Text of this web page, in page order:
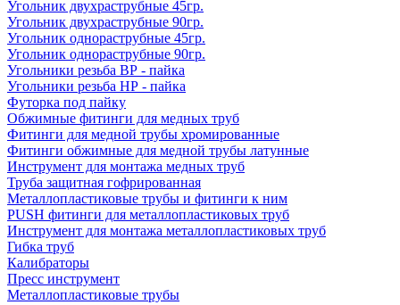
Угольник двухраструбные 45гр.
Угольник двухраструбные 90гр.
Угольник однораструбные 45гр.
Угольник однораструбные 90гр.
Угольники резьба ВР - пайка
Угольники резьба НР - пайка
Футорка под пайку
Обжимные фитинги для медных труб
Фитинги для медной трубы хромированные
Фитинги обжимные для медной трубы латунные
Инструмент для монтажа медных труб
Труба защитная гофрированная
Металлопластиковые трубы и фитинги к ним
PUSH фитинги для металлопластиковых труб
Инструмент для монтажа металлопластиковых труб
Гибка труб
Калибраторы
Пресс инструмент
Металлопластиковые трубы